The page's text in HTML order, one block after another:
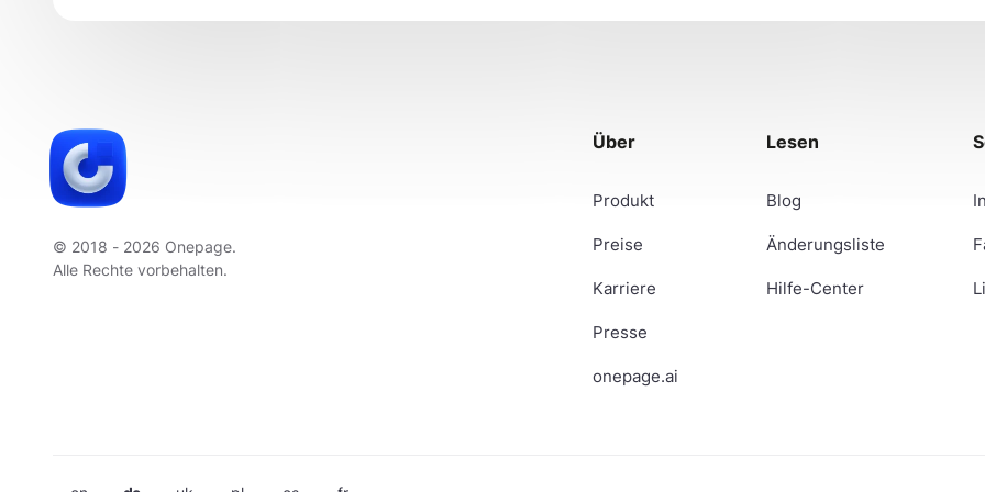
© 2018 - 2026 Onepage.
Alle Rechte vorbehalten.
Über
Produkt
Preise
Karriere
Presse
onepage.ai
Lesen
Blog
Änderungsliste
Hilfe-Center